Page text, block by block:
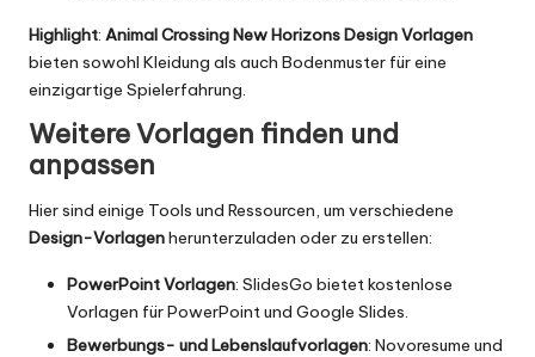
Highlight: Animal Crossing New Horizons Design Vorlagen
bieten sowohl Kleidung als auch Bodenmuster für eine
einzigartige Spielerfahrung.
Weitere Vorlagen finden und
anpassen
Hier sind einige Tools und Ressourcen, um verschiedene
Design-Vorlagenherunterzuladen oder zu erstellen:
PowerPoint Vorlagen: SlidesGo bietet kostenlose
Vorlagen für PowerPoint und Google Slides.
Bewerbungs- und Lebenslaufvorlagen: Novoresume und